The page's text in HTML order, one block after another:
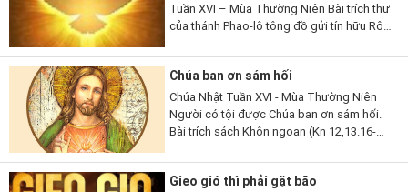
Tuần XVI – Mùa Thường Niên Bài trích thư
của thánh Phao-lô tông đồ gửi tín hữu Rô-
Thần Khí giúp đỡ chúng ta là...
Chúa ban ơn sám hối
Chúa Nhật Tuần XVI - Mùa Thường Niên
Người có tội được Chúa ban ơn sám hối.
Bài trích sách Khôn ngoan (Kn 12,13.16-
chẳng còn thần nào khác để Ngài phải
chứng tỏ...
Gieo gió thì phải gặt bão